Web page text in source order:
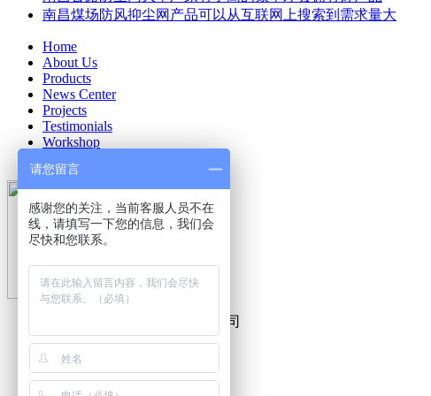
南昌煤场防风抑尘网产品可以从互联网上搜索到需求量大
Home
About Us
Products
News Center
Projects
Testimonials
Workshop
河北稳安金属丝网制品有限公司
Contact：王经理
请您留言
感谢您的关注，当前客服人员不在
线，请填写一下您的信息，我们会
尽快和您联系。